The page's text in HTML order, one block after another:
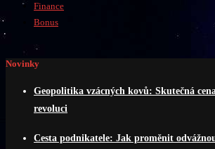
Finance
Bonus
Novinky
Geopolitika vzácných kovů: Skutečná
revoluci
Cesta podnikatele: Jak proměnit